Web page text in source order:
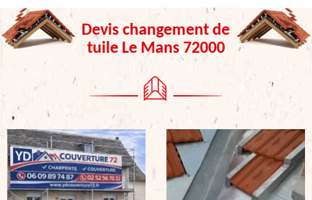
Devis changement de
tuile Le Mans 72000